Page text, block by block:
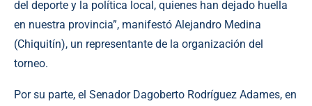
del deporte y la política local, quienes han dejado huella
en nuestra provincia”, manifestó Alejandro Medina
(Chiquitín), un representante de la organización del
torneo.
Por su parte, el Senador Dagoberto Rodríguez Adames, en